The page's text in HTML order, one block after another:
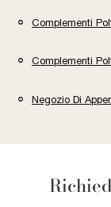
Complementi
Complementi
Negozio Di